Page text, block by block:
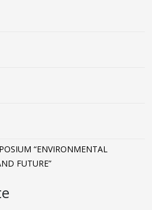
“ENVIRONMENTAL
FUTURE”